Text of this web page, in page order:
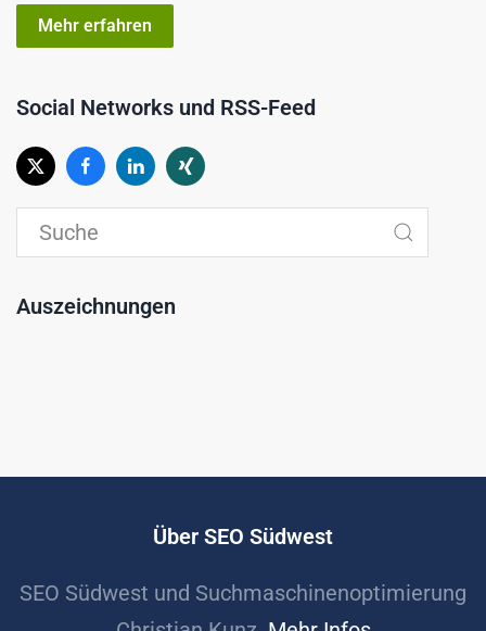
Mehr erfahren
Social Networks und RSS-Feed
Auszeichnungen
Über SEO Südwest
SEO Südwest und Suchmaschinenoptimierung